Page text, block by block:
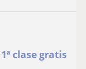
1ª clase gratis